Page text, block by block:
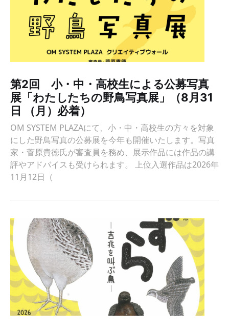
第2回 小・中・高校生による公募写真
展「わたしたちの野鳥写真展」（8月31
日 （月）必着）
OM SYSTEM PLAZAにて、小・中・高校生の方々を対象
にした野鳥写真の公募展を今年も開催いたします。写真
家・菅原貴徳氏が審査員を務め、展示作品には作品の講
評やアドバイスも受けられます。 上位入選作品は2026年
11月12日（